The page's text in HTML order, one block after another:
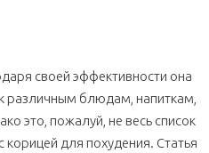
своей эффективности она
различным блюдам, напиткам,
это, пожалуй, не весь список
для похудения. Статья